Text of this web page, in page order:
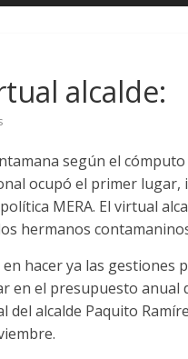
alcalde:
según el
ocupó el primer
MERA. El virtual
hermanos
hacer ya las
en el presupuesto
del alcalde Paquito